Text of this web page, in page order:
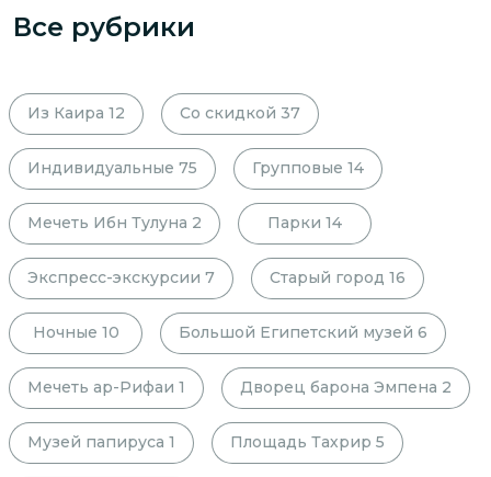
Все рубрики
Из Каира 12 Со скидкой 37
Индивидуальные 75 Групповые 14
Мечеть Ибн Тулуна 2 Парки 14
Экспресс-экскурсии 7 Старый город 16
Ночные 10 Большой Египетский музей 6
Мечеть ар-Рифаи 1 Дворец барона Эмпена 2
Музей папируса 1 Площадь Тахрир 5